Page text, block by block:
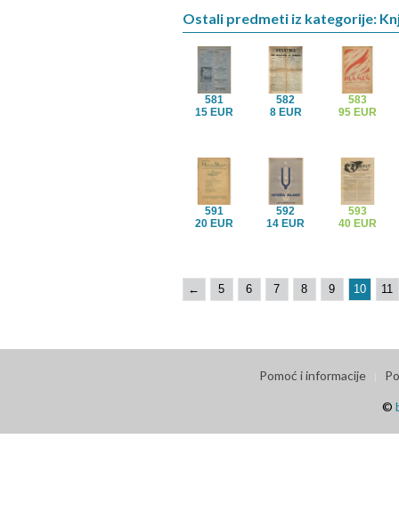
Ostali predmeti iz kategorije:
581
15 EUR
582
8 EUR
583
95 EUR
591
20 EUR
592
14 EUR
593
40 EUR
← 5 6 7 8 9 10 11
Pomoć i informacije
©